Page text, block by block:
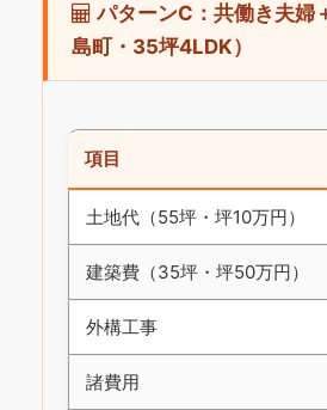
パターンC：共働き夫婦
島町・35坪4LDK）
項目
土地代（55坪・坪10万円）
建築費（35坪・坪50万円）
外構工事
諸費用